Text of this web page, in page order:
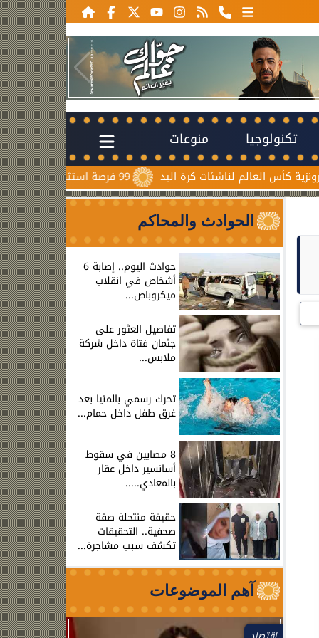
تكنولوجيا منوعات
99 فرصة استثمارية من الإسكان في المدن الجديدة و204 طلبات أجنبية خلال... العالم لناشئات كرة اليد
الحوادث والمحاكم
حوادث اليوم.. إصابة 6
أشخاص في انقلاب
ميكروباص...
تفاصيل العثور على
جثمان فتاة داخل شركة
ملابس...
تحرك رسمي بالمنيا بعد
غرق طفل داخل حمام...
8 مصابين في سقوط
أسانسير داخل عقار
بالمعادي.....
حقيقة منتحلة صفة
صحفية.. التحقيقات
تكشف سبب مشاجرة...
آهم الموضوعات